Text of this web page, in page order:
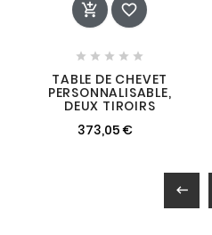
 
    
TABLE DE CHEVET
PERSONNALISABLE,
DEUX TIROIRS
373,05 €
